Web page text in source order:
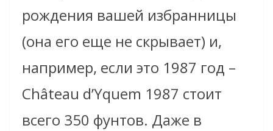
рождения вашей избранницы
(она его еще не скрывает) и,
например, если это 1987 год –
Château d’Yquem 1987 стоит
всего 350 фунтов. Даже в